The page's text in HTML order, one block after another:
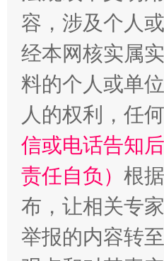
“蜀中异人”王建安的艺
容，涉及个人
经本网核实属
料的个人或单
人的权利，任
信或电话告知
责任自负） 根
布，让相关专
举报的内容转